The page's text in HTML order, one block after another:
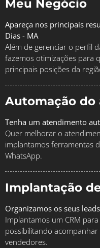
Meu Negócio
Apareça nos principais
Dias - MA
Além de gerenciar o perfil
fazemos otimizações para
principais posições da
Automação
Tenha um atendimento
Quer melhorar o
implantamos ferramentas
WhatsApp.
Implantação
Organizamos os seus
Implantamos um CRM
possibilitando
vendedores.